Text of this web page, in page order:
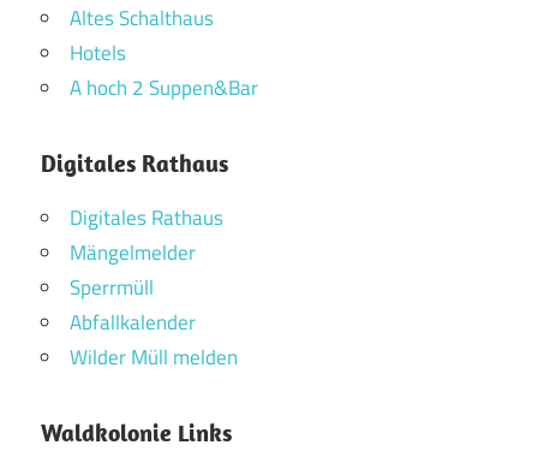
Altes Schalthaus
Hotels
A hoch 2 Suppen&Bar
Digitales Rathaus
Digitales Rathaus
Mängelmelder
Sperrmüll
Abfallkalender
Wilder Müll melden
Waldkolonie Links